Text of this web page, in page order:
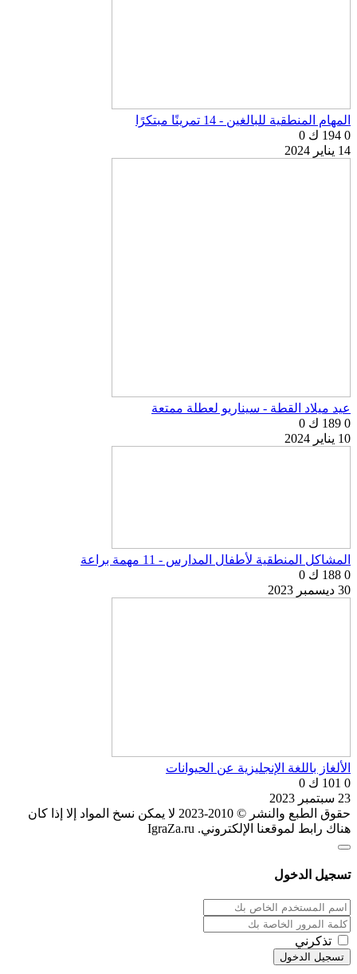
المهام المنطقية للبالغين - 14 تمرينًا مبتكرًا
0 194 ك
0
14 يناير 2024
عيد ميلاد القطة - سيناريو لعطلة ممتعة
0 189 ك
0
10 يناير 2024
المشاكل المنطقية لأطفال المدارس - 11 مهمة براعة
0 188 ك
0
30 ديسمبر 2023
الألغاز باللغة الإنجليزية عن الحيوانات
0 101 ك
0
23 سبتمبر 2023
حقوق الطبع والنشر © 2010-2023 لا يمكن نسخ المواد إلا إذا كان
هناك رابط لموقعنا الإلكتروني. IgraZa.ru
تسجيل الدخول
تذكرني